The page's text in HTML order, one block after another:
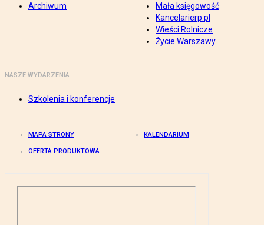
Archiwum
Mała księgowość
Kancelarierp.pl
Wieści Rolnicze
Życie Warszawy
NASZE WYDARZENIA
Szkolenia i konferencje
MAPA STRONY KALENDARIUM
OFERTA PRODUKTOWA